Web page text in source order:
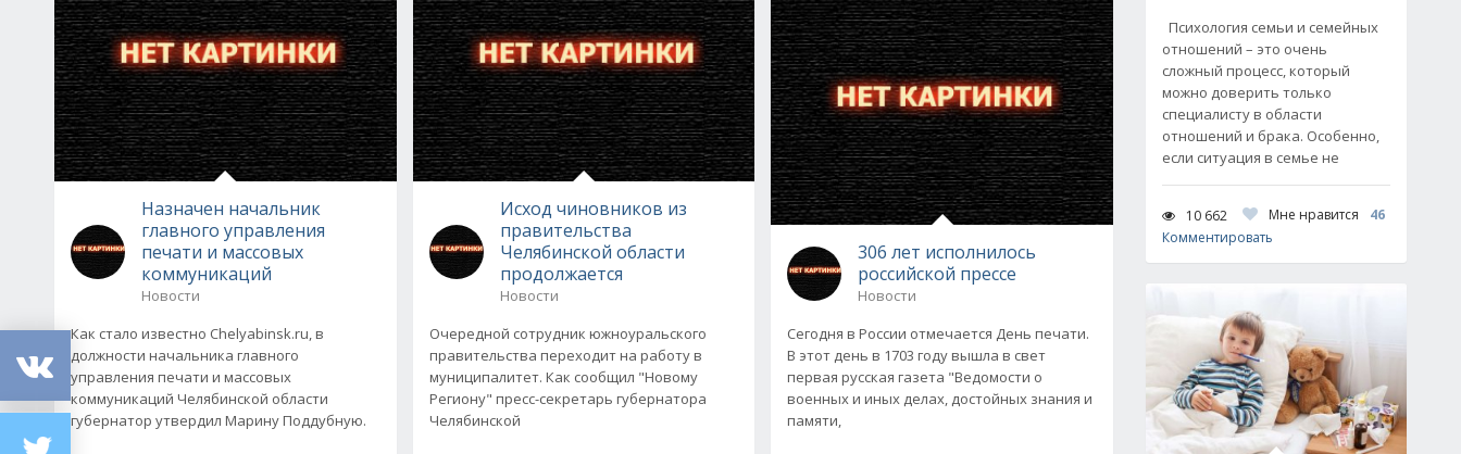
Назначен начальник
главного управления
печати и массовых
коммуникаций
Новости
Как стало известно Chelyabinsk.ru, в
должности начальника главного
управления печати и массовых
коммуникаций Челябинской области
губернатор утвердил Марину Поддубную.
Исход чиновников из
правительства
Челябинской области
продолжается
Новости
Очередной сотрудник южноуральского
правительства переходит на работу в
муниципалитет. Как сообщил "Новому
Региону" пресс-секретарь губернатора
Челябинской
306 лет исполнилось
российской прессе
Новости
Сегодня в России отмечается День печати.
В этот день в 1703 году вышла в свет
первая русская газета "Ведомости о
военных и иных делах, достойных знания и
памяти,
Психология семьи и семейных
отношений – это очень
сложный процесс, который
можно доверить только
специалисту в области
отношений и брака. Особенно,
если ситуация в семье не
10 662 Мне нравится
46
Комментировать